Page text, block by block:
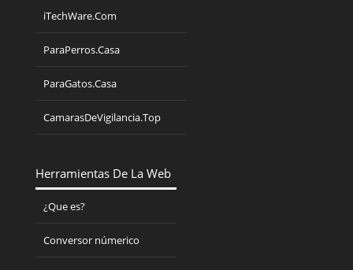
iTechWare.Com
ParaPerros.Casa
ParaGatos.Casa
CamarasDeVigilancia.Top
Herramientas De La Web
¿Que es?
Conversor númerico